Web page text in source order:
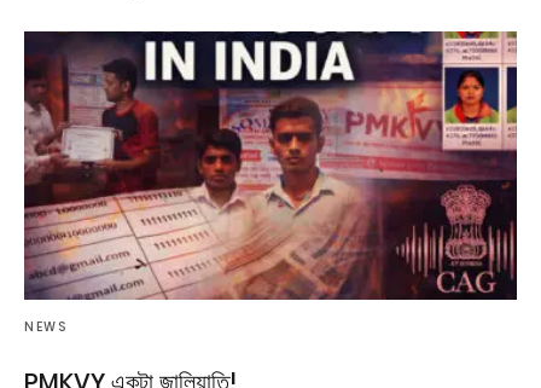
NEWS